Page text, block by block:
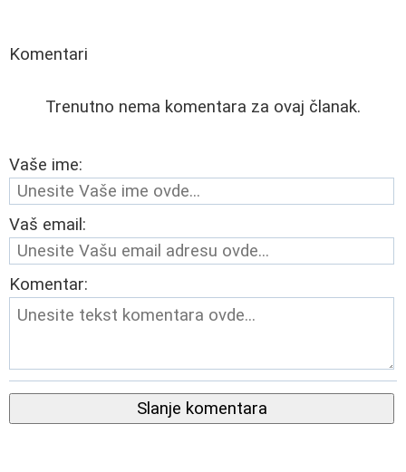
Komentari
Trenutno nema komentara za ovaj članak.
Vaše ime:
Vaš email:
Komentar:
Slanje komentara